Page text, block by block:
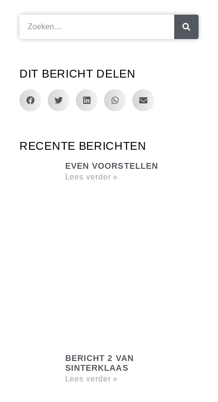
DIT BERICHT DELEN
RECENTE BERICHTEN
EVEN VOORSTELLEN
Lees verder »
BERICHT 2 VAN
SINTERKLAAS
Lees verder »